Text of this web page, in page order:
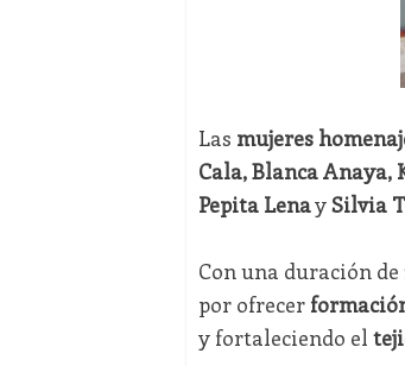
Las mujeres
Cala, Blanca
Pepita LenaySilvia
Con una duración de
por ofrecer
y fortaleciendo el